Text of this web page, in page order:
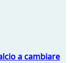
a cambiare